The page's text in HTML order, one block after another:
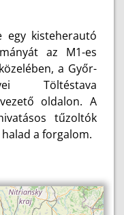
egy kisteherautó
az M1-es
a Győr-
Töltéstava
oldalon. A
tűzoltók
a forgalom.